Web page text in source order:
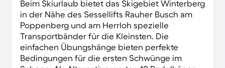
Beim Skiurlaub bietet das Skigebiet Winterberg
in der Nähe des Sessellifts Rauher Busch am
Poppenberg und am Herrloh spezielle
Transportbänder für die Kleinsten. Die
einfachen Übungshänge bieten perfekte
Bedingungen für die ersten Schwünge im